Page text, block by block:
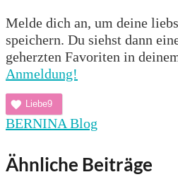
Melde dich an, um deine
speichern. Du siehst dann
geherzten Favoriten in
Anmeldung!
Liebe9
BERNINA Blog
Ähnliche Beiträge